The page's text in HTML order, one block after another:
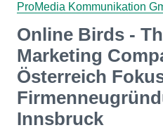
ProMedia Kommunikation
Online Birds -
Marketing
Österreich
Innsbruck